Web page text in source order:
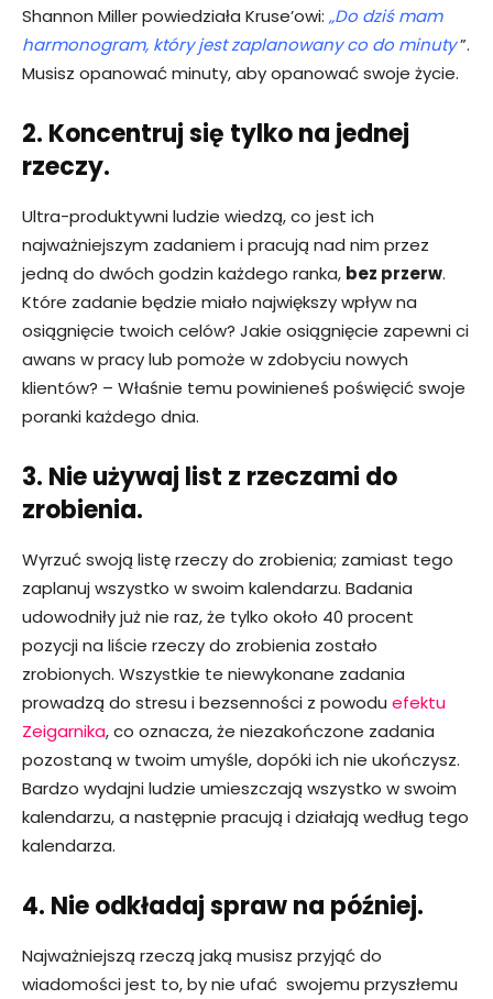
Shannon Miller powiedziała Kruse’owi: „Do dziś mam
harmonogram, który jest zaplanowany co do minuty”.
Musisz opanować minuty, aby opanować swoje życie.
2. Koncentruj się tylko na jednej
rzeczy.
Ultra-produktywni ludzie wiedzą, co jest ich
najważniejszym zadaniem i pracują nad nim przez
jedną do dwóch godzin każdego ranka, bez przerw.
Które zadanie będzie miało największy wpływ na
osiągnięcie twoich celów? Jakie osiągnięcie zapewni ci
awans w pracy lub pomoże w zdobyciu nowych
klientów? – Właśnie temu powinieneś poświęcić swoje
poranki każdego dnia.
3. Nie używaj list z rzeczami do
zrobienia.
Wyrzuć swoją listę rzeczy do zrobienia; zamiast tego
zaplanuj wszystko w swoim kalendarzu. Badania
udowodniły już nie raz, że tylko około 40 procent
pozycji na liście rzeczy do zrobienia zostało
zrobionych. Wszystkie te niewykonane zadania
prowadzą do stresu i bezsenności z powodu efektu
Zeigarnika, co oznacza, że ​​niezakończone zadania
pozostaną w twoim umyśle, dopóki ich nie ukończysz.
Bardzo wydajni ludzie umieszczają wszystko w swoim
kalendarzu, a następnie pracują i działają według tego
kalendarza.
4. Nie odkładaj spraw na później.
Najważniejszą rzeczą jaką musisz przyjąć do
wiadomości jest to, by nie ufać swojemu przyszłemu